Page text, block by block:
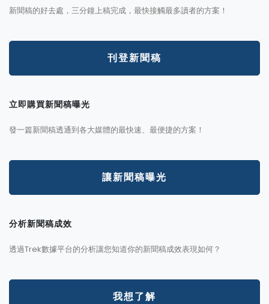
新聞稿的好去處，三分鐘上稿完成，最快接觸最多讀者的方案！
刊登新聞稿
立即購買新聞稿曝光
發一篇新聞稿透通到各大媒體的最快速、最便捷的方案！
讓新聞稿曝光
分析新聞稿成效
透過Trek數據平台的分析讓您知道你的新聞稿成效表現如何？
我想了解